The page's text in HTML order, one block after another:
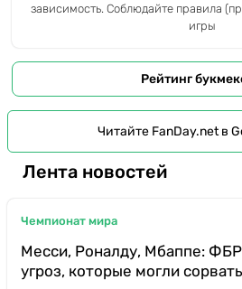
зависимость. Соблюдайте правила
игры
Рейтинг
Читайте FanDay.net в
Лента новостей
Чемпионат мира
Месси, Роналду, Мбаппе:
угроз, которые могли